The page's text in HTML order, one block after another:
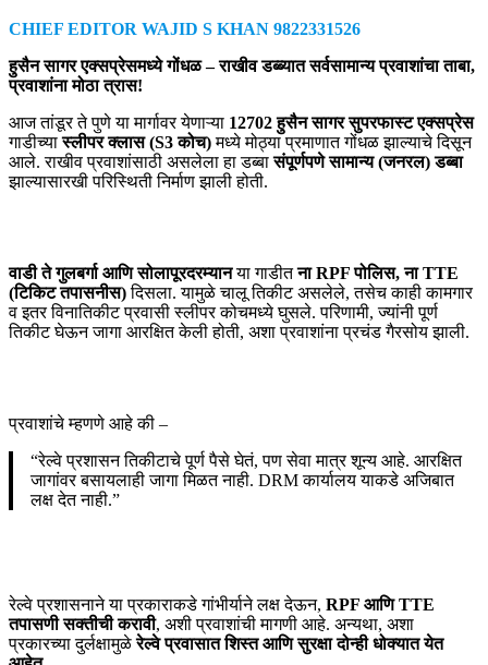
CHIEF EDITOR WAJID S KHAN 9822331526
हुसैन सागर एक्सप्रेसमध्ये गोंधळ – राखीव डब्ब्यात सर्वसामान्य प्रवाशांचा ताबा,
प्रवाशांना मोठा त्रास!
आज तांडूर ते पुणे या मार्गावर येणाऱ्या 12702 हुसैन सागर सुपरफास्ट एक्सप्रेस
गाडीच्यास्लीपर क्लास (S3 कोच)मध्ये मोठ्या प्रमाणात गोंधळ झाल्याचे दिसून
आले. राखीव प्रवाशांसाठी असलेला हा डब्बासंपूर्णपणे सामान्य (जनरल) डब्बा
झाल्यासारखी परिस्थिती निर्माण झाली होती.
वाडी ते गुलबर्गा आणि सोलापूरदरम्यानया गाडीतना RPF पोलिस, ना TTE
(टिकिट तपासनीस)दिसला. यामुळे चालू तिकीट असलेले, तसेच काही कामगार
व इतर विनातिकीट प्रवासी स्लीपर कोचमध्ये घुसले. परिणामी, ज्यांनी पूर्ण
तिकीट घेऊन जागा आरक्षित केली होती, अशा प्रवाशांना प्रचंड गैरसोय झाली.
प्रवाशांचे म्हणणे आहे की –
“रेल्वे प्रशासन तिकीटाचे पूर्ण पैसे घेतं, पण सेवा मात्र शून्य आहे. आरक्षित
जागांवर बसायलाही जागा मिळत नाही. DRM कार्यालय याकडे अजिबात
लक्ष देत नाही.”
रेल्वे प्रशासनाने या प्रकाराकडे गांभीर्याने लक्ष देऊन, RPF आणि TTE
तपासणी सक्तीची करावी, अशी प्रवाशांची मागणी आहे. अन्यथा, अशा
प्रकारच्या दुर्लक्षामुळेरेल्वे प्रवासात शिस्त आणि सुरक्षा दोन्ही धोक्यात येत